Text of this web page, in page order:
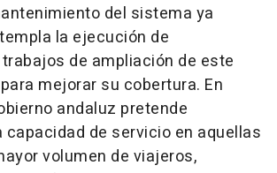
del sistema ya
la ejecución de
de ampliación de este
mejorar su cobertura. En
andaluz pretende
de servicio en aquellas
volumen de viajeros,